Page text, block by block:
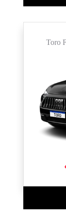
Toro